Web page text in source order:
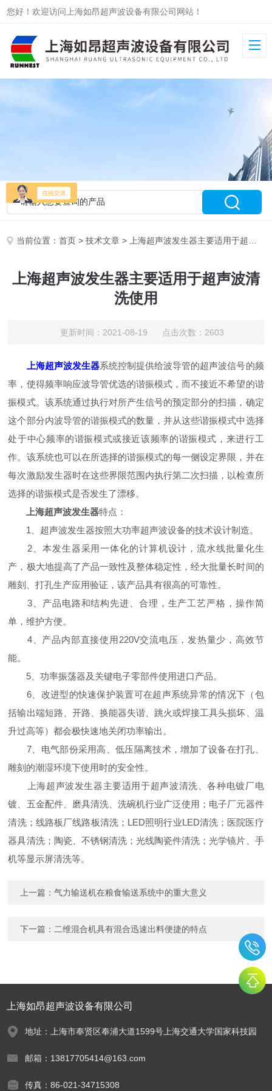
您好！欢迎访问上海如昂超声波设备有限公司网站！
当前位置：首页 >技术文章 > 上海超声波发生器主要适用于超声波清洗使用
上海超声波发生器主要适用于超声波清
洗使用
更新时间：2021-08-19 点击次数：2603
上海超声波发生器系统控制提供给波导管的超声波信号的频
率，使得频率响应波导管优选的谐振模式，而不接近不希望的谐
振模式。该系统通过执行对所产生信号的预定部分的扫描，确定
这个部分内波导管的谐振模式的数量，并从这些谐振模式中选择
处于中心频率的谐振模式或接近该频率的谐振模式，来进行工
作。该系统也可以在所选择的谐振模式的每一侧设定界限，并在
每次激励发生器时在这些界限范围内执行第二次扫描，以检查所
选择的谐振模式是否发生了漂移。
上海超声波发生器特点：
1、超声波发生器按照大功率超声波设备的技术设计制造。
2、本发生器采用一体化的计算机设计，流水线批量化生
产，极大地提高了产品一致性及整体稳定性，经大批量长时间的
雕刻、打孔生产应用验证，该产品具有很高的可靠性。
3、产品电路和结构先进、合理，生产工艺严格，操作简
单，维护方便。
4、产品内部直接使用220V交流电压，发热量少，高效节
能。
5、功率振荡器及关键电子零部件使用进口产品。
6、改进型的快速保护装置可在超声系统异常的情况下（包
括输出端短路、开路、换能器失谐、跳火或焊接工具头损坏、温
升过高等）都会极快速地关闭功率输出。
7、电气部份采用高、低压隔离技术，增加了设备在打孔、
雕刻的潮湿环境下使用时的安全性。
上海超声波发生器主要适用于超声波清洗、各种电镀厂电
镀、五金配件、磨具清洗、洗碗机行业广泛使用；电子厂元器件
清洗；线路板厂线路板清洗；LED照明行业LED清洗；医院医疗
器具清洗；陶瓷、不锈钢清洗；光线陶瓷件清洗；光学镜片、手
机等显示屏清洗等。
上一篇：气力输送机在粮食输送系统中的重大意义
下一篇： 二维混合机具有混合迅速出料便捷的特点
上海如昂超声波设备有限公司
地址：上海市奉贤区奉浦大道1599号上海交通大学国家科技园
邮箱：13817705414@163.com
传真：86-021-34715308